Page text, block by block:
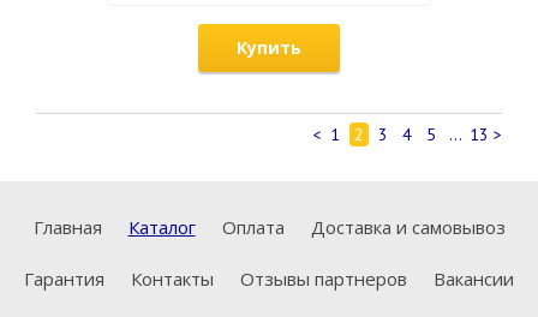
Купить
< 1 2 3 4 5 ... 13 >
Главная Каталог Оплата Доставка и самовывоз
Гарантия Контакты Отзывы партнеров Вакансии